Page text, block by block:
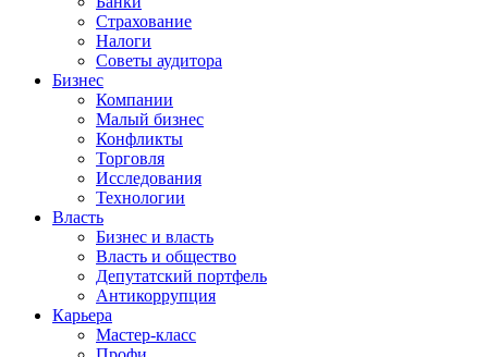
Страхование
Налоги
Советы аудитора
Бизнес
Компании
Малый бизнес
Конфликты
Торговля
Исследования
Технологии
Власть
Бизнес и власть
Власть и общество
Депутатский портфель
Антикоррупция
Карьера
Мастер-класс